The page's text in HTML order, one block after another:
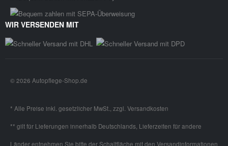
WIR VERSENDEN MIT
* Alle Preise inkl. gesetzlicher MwSt., zzgl. Versandkosten
** gilt für Lieferungen innerhalb Deutschlands, Lieferzeiten für andere
Länder entnehmen Sie bitte der Schaltfläche mit den Versandinformationen
© 2026 Autopflege-Shop.de